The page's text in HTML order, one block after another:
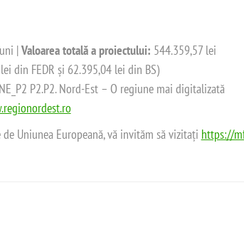
|Valoarea totală a proiectului: 544.359,57 lei
din FEDR și 62.395,04 lei din BS)
P2.P2. Nord-Est – O regiune mai digitalizată
Uniunea Europeană, vă invităm să vizitați https://